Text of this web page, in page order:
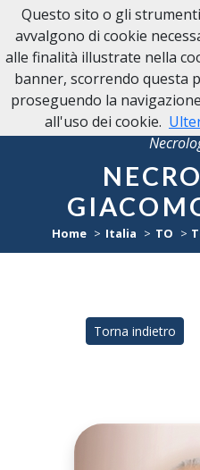
Home Italia TO
Torna indietro
Questo sito o gli
avvalgono di cookie
alle finalità illustrate nella
banner, scorrendo questa
proseguendo la
all'uso dei cookie.